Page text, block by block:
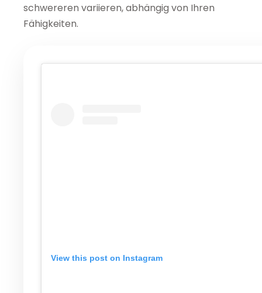
schwereren variieren, abhängig von Ihren
Fähigkeiten.
View this post on Instagram